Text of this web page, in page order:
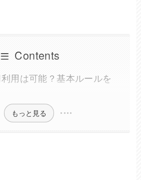
Contents
用は可能？基本ルールを
もっと見る